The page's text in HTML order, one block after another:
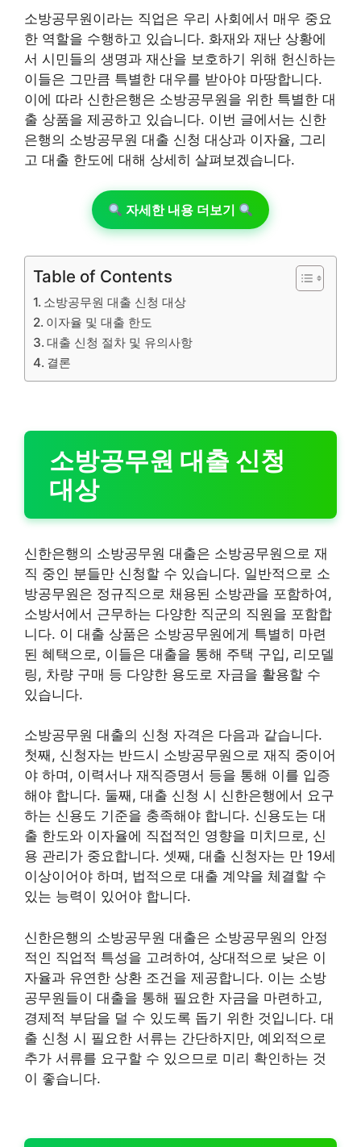
소방공무원이라는 직업은 우리 사회에서 매우 중요
한 역할을 수행하고 있습니다. 화재와 재난 상황에
서 시민들의 생명과 재산을 보호하기 위해 헌신하는
이들은 그만큼 특별한 대우를 받아야 마땅합니다.
이에 따라 신한은행은 소방공무원을 위한 특별한 대
출 상품을 제공하고 있습니다. 이번 글에서는 신한
은행의 소방공무원 대출 신청 대상과 이자율, 그리
고 대출 한도에 대해 상세히 살펴보겠습니다.
자세한 내용 더보기
Table of Contents
소방공무원 대출 신청 대상
이자율 및 대출 한도
대출 신청 절차 및 유의사항
결론
소방공무원 대출 신청
대상
신한은행의 소방공무원 대출은 소방공무원으로 재
직 중인 분들만 신청할 수 있습니다. 일반적으로 소
방공무원은 정규직으로 채용된 소방관을 포함하여,
소방서에서 근무하는 다양한 직군의 직원을 포함합
니다. 이 대출 상품은 소방공무원에게 특별히 마련
된 혜택으로, 이들은 대출을 통해 주택 구입, 리모델
링, 차량 구매 등 다양한 용도로 자금을 활용할 수
있습니다.
소방공무원 대출의 신청 자격은 다음과 같습니다.
첫째, 신청자는 반드시 소방공무원으로 재직 중이어
야 하며, 이력서나 재직증명서 등을 통해 이를 입증
해야 합니다. 둘째, 대출 신청 시 신한은행에서 요구
하는 신용도 기준을 충족해야 합니다. 신용도는 대
출 한도와 이자율에 직접적인 영향을 미치므로, 신
용 관리가 중요합니다. 셋째, 대출 신청자는 만 19세
이상이어야 하며, 법적으로 대출 계약을 체결할 수
있는 능력이 있어야 합니다.
신한은행의 소방공무원 대출은 소방공무원의 안정
적인 직업적 특성을 고려하여, 상대적으로 낮은 이
자율과 유연한 상환 조건을 제공합니다. 이는 소방
공무원들이 대출을 통해 필요한 자금을 마련하고,
경제적 부담을 덜 수 있도록 돕기 위한 것입니다. 대
출 신청 시 필요한 서류는 간단하지만, 예외적으로
추가 서류를 요구할 수 있으므로 미리 확인하는 것
이 좋습니다.